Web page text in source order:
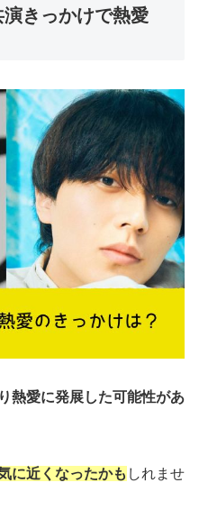
きっかけで熱愛
熱愛に発展した可能性があ
に近くなったかも しれませ